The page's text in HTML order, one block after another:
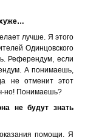
лучше. Я этого
Одинцовского
Референдум, если
А понимаешь,
не отменит этот
но! Понимаешь?
не будут знать
помощи. Я